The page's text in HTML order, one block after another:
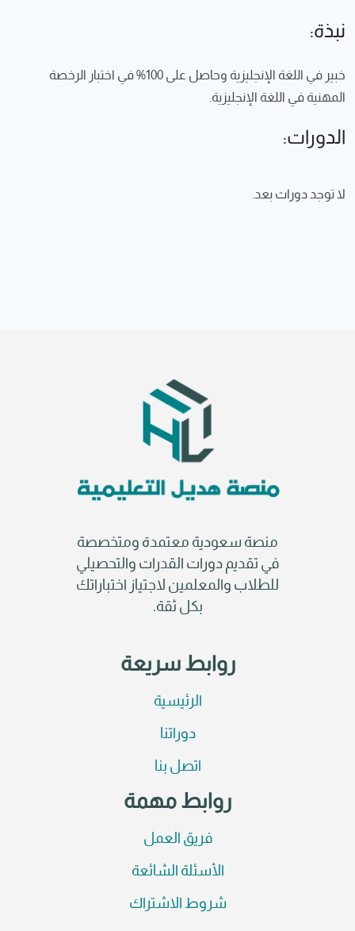
نبذة:
خبير في اللغة الإنجليزية وحاصل على 100% في اختبار الرخصة
المهنية في اللغة الإنجليزية.
الدورات:
لا توجد دورات بعد.
منصة سعودية معتمدة ومتخصصة
في تقديم دورات القدرات والتحصيلي
للطلاب والمعلمين لاجتياز اختباراتك
بكل ثقة.
روابط سريعة
الرئيسية
دوراتنا
اتصل بنا
روابط مهمة
فريق العمل
الأسئلة الشائعة
شروط الاشتراك